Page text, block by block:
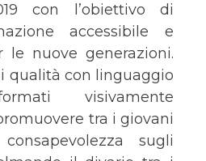
con l’obiettivo di
accessibile e
le nuove generazioni.
qualità con linguaggio
visivamente
tra i giovani
sugli